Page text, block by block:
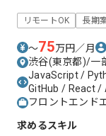
リモートOK 長期
〜75万円／月
渋谷(東京都)/一
JavaScript /
GitHub / React /
フロントエンド
求めるスキル